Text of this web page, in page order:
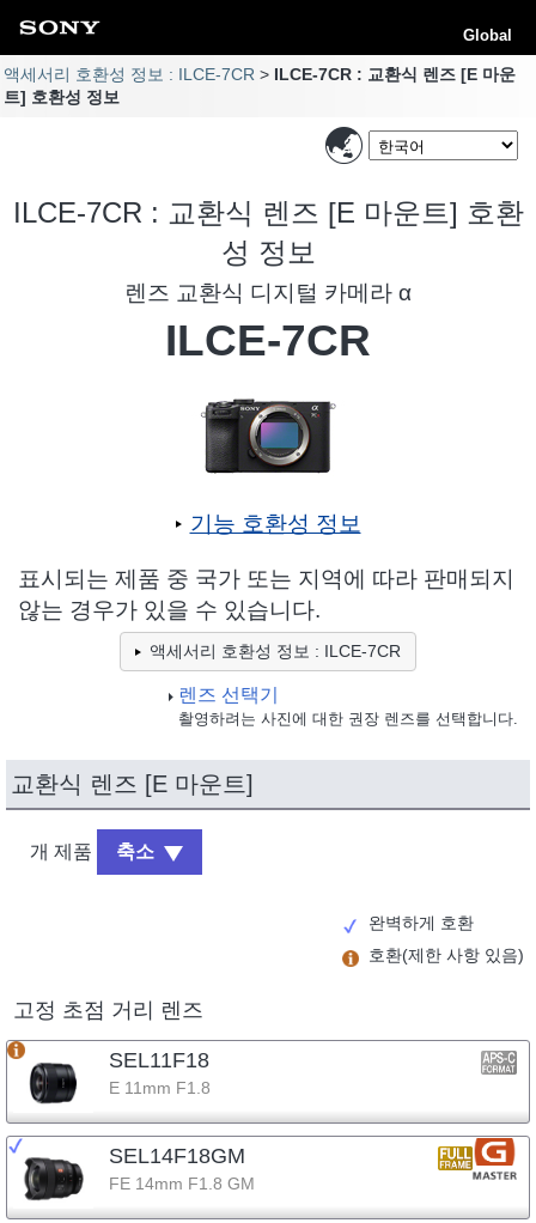
Global
액세서리 호환성 정보 : ILCE-7CR
ILCE-7CR : 교환식 렌즈 [E 마운
트] 호환성 정보
ILCE-7CR : 교환식 렌즈 [E 마운트] 호환
성 정보
렌즈 교환식 디지털 카메라 α
ILCE-7CR
기능 호환성 정보
표시되는 제품 중 국가 또는 지역에 따라 판매되지
않는 경우가 있을 수 있습니다.
액세서리 호환성 정보 : ILCE-7CR
렌즈 선택기
촬영하려는 사진에 대한 권장 렌즈를 선택합니다.
교환식 렌즈 [E 마운트]
개 제품 축소
완벽하게 호환
호환(제한 사항 있음)
고정 초점 거리 렌즈
SEL11F18
E 11mm F1.8
SEL14F18GM
FE 14mm F1.8 GM